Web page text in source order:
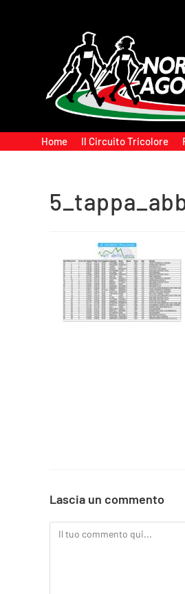
Home Il Circuito Tricolore
Lascia un commento